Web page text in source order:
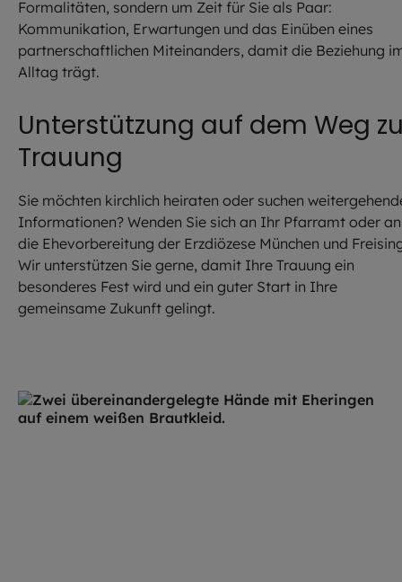
Formalitäten, sondern um Zeit für Sie als Paar:
Kommunikation, Erwartungen und das Einüben eines
partnerschaftlichen Miteinanders, damit die Beziehung
Alltag trägt.
Unterstützung auf dem Weg
Trauung
Sie möchten kirchlich heiraten oder suchen
Informationen? Wenden Sie sich an Ihr Pfarramt oder an
die Ehevorbereitung der Erzdiözese München und
Wir unterstützen Sie gerne, damit Ihre Trauung ein
besonderes Fest wird und ein guter Start in Ihre
gemeinsame Zukunft gelingt.